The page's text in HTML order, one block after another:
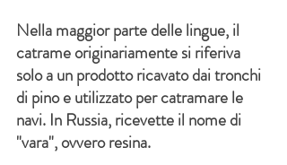
Nella maggior parte delle lingue, il
catrame originariamente si riferiva
solo a un prodotto ricavato dai tronchi
di pino e utilizzato per catramare le
navi. In Russia, ricevette il nome di
"vara", ovvero resina.